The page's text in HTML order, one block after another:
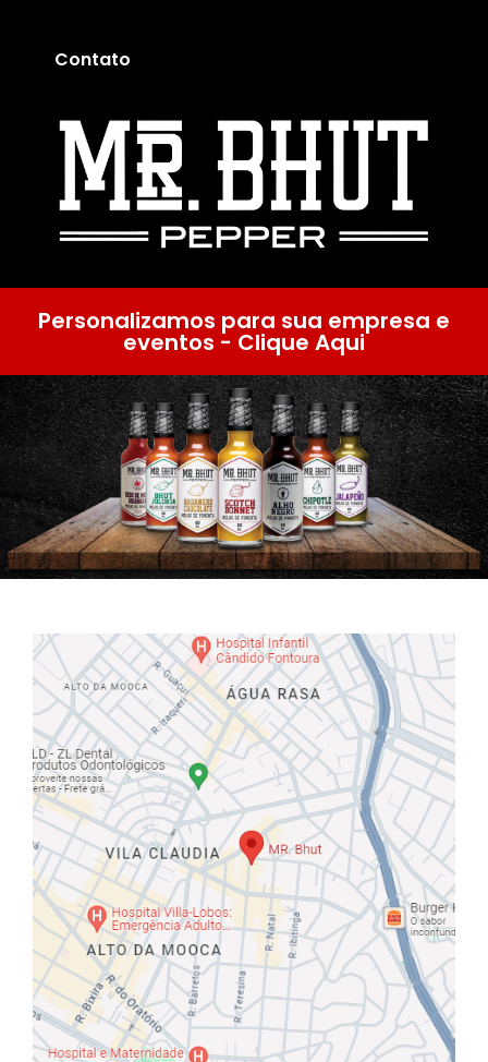
Contato
Personalizamos para sua empresa e
eventos - Clique Aqui